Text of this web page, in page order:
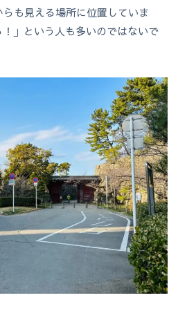
も見える場所に位置していま
」という人も多いのではないで